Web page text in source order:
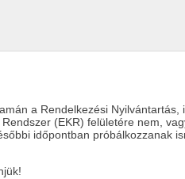
a Rendelkezési
(EKR) felületére nem,
időpontban próbálkozzanak